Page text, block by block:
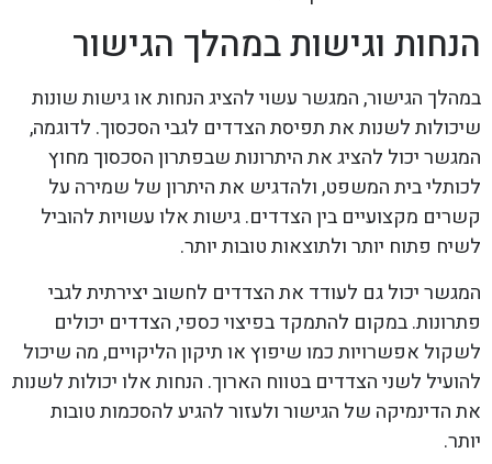
הנחות וגישות במהלך הגישור
במהלך הגישור, המגשר עשוי להציג הנחות או גישות שונות
שיכולות לשנות את תפיסת הצדדים לגבי הסכסוך. לדוגמה,
המגשר יכול להציג את היתרונות שבפתרון הסכסוך מחוץ
לכותלי בית המשפט, ולהדגיש את היתרון של שמירה על
קשרים מקצועיים בין הצדדים. גישות אלו עשויות להוביל
לשיח פתוח יותר ולתוצאות טובות יותר.
המגשר יכול גם לעודד את הצדדים לחשוב יצירתית לגבי
פתרונות. במקום להתמקד בפיצוי כספי, הצדדים יכולים
לשקול אפשרויות כמו שיפוץ או תיקון הליקויים, מה שיכול
להועיל לשני הצדדים בטווח הארוך. הנחות אלו יכולות לשנות
את הדינמיקה של הגישור ולעזור להגיע להסכמות טובות
יותר.